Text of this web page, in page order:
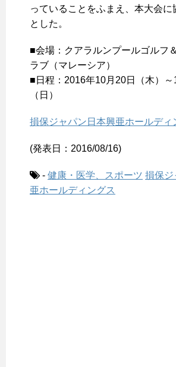
っていることをふまえ、本大会に
とした。
■会場：クアラルンプールゴルフ
ラブ（マレーシア）
■日程：2016年10月20日（木）～
（日）
損保ジャパン日本興亜ホールディ
(発表日：2016/08/16)
- 健康・医学、スポーツ 損保ジ
亜ホールディングス